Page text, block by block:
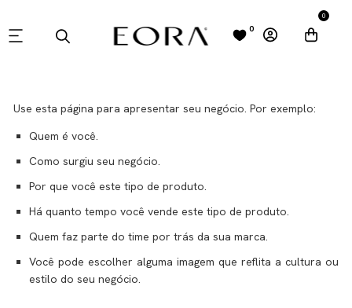
0
0
Use esta página para apresentar seu negócio. Por exemplo:
Quem é você.
Como surgiu seu negócio.
Por que você este tipo de produto.
Há quanto tempo você vende este tipo de produto.
Quem faz parte do time por trás da sua marca.
Você pode escolher alguma imagem que reflita a cultura ou
estilo do seu negócio.